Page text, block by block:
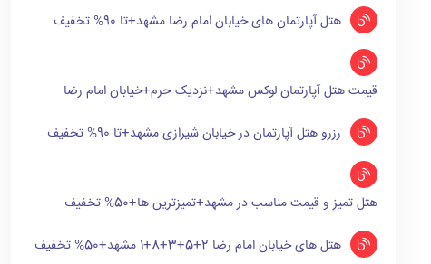
هتل آپارتمان های خیابان امام رضا مشهد+تا 90% تخفیف
قیمت هتل آپارتمان لوکس مشهد+نزدیک حرم+خیابان امام رضا
رزرو هتل آپارتمان در خیابان شیرازی مشهد+تا 90% تخفیف
هتل تمیز و قیمت مناسب در مشهد+تمیزترین ها+50% تخفیف
هتل های خیابان امام رضا 2+5+3+8+1 مشهد+50% تخفیف